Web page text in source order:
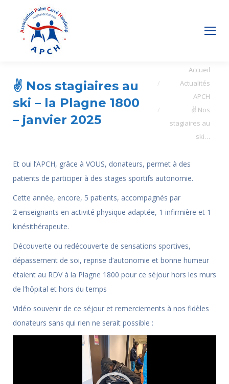
✌ Nos stagiaires au
ski – la Plagne 1800
– janvier 2025
Vous êtes ici :Accueil
Actualités
APCH
✌ Nos
stagiaires au
ski…
Et oui l’APCH, grâce à VOUS, donateurs, permet à des
patients de participer à des stages sportifs autonomie.
Cette année, encore, 5 patients, accompagnés par
2 enseignants en activité physique adaptée, 1 infirmière et 1
kinésithérapeute.
Découverte ou redécouverte de sensations sportives,
dépassement de soi, reprise d’autonomie et bonne humeur
étaient au RDV à la Plagne 1800 pour ce séjour hors les murs
de l’hôpital et hors du temps
Vidéo souvenir de ce séjour et remerciements à nos fidèles
donateurs sans qui rien ne serait possible :